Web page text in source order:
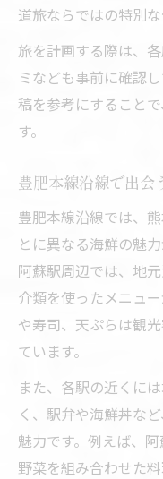
道旅ならではの特別な
旅を計画する際は、
ミなども事前に確認
稿を参考にすること
す。
豊肥本線沿線で出会
豊肥本線沿線では、
とに異なる海鮮の魅
阿蘇駅周辺では、地
介類を使ったメニュ
や寿司、天ぷらは観
ています。
また、各駅の近くに
く、駅弁や海鮮丼な
魅力です。例えば、
野菜を組み合わせた